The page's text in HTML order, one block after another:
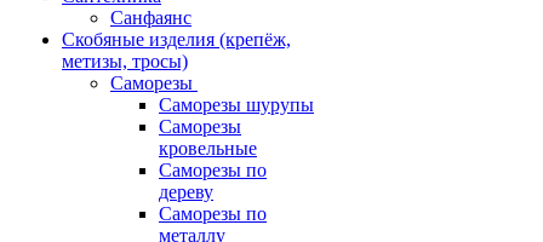
Санфаянс
Скобяные изделия (крепёж,
метизы, тросы)
Саморезы
Саморезы шурупы
Саморезы
кровельные
Саморезы по
дереву
Саморезы по
металлу